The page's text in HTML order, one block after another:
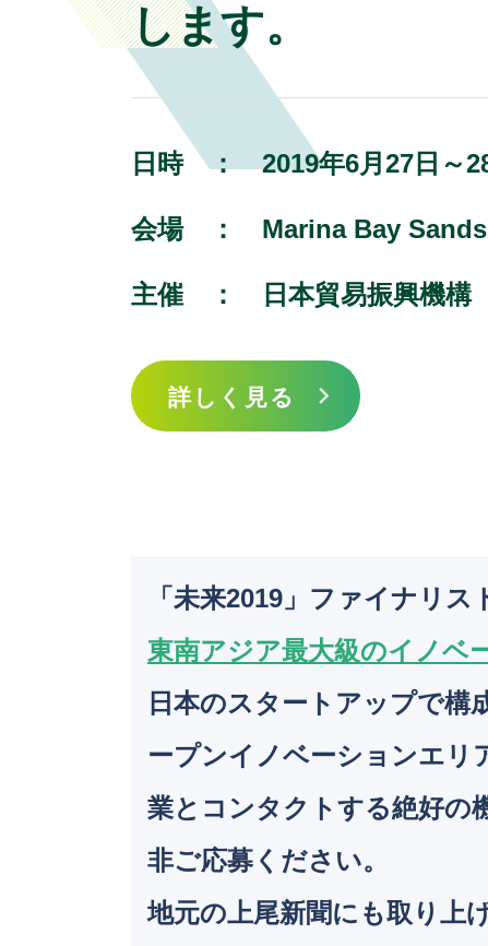
します。
日時 ： 2019年6月27日～
会場 ： Marina Bay Sands
主催 ： 日本貿易振興機構
詳しく見る
「未来2019」ファイナリ
東南アジア最大級のイノベ
日本のスタートアップで
ープンイノベーションエリ
業とコンタクトする絶好の
非ご応募ください。
地元の上尾新聞にも取り上